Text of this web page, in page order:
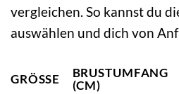
vergleichen. So kannst du
auswählen und dich von
GRÖSSE
BRUSTUMFANG
(CM)